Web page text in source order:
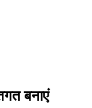
बनाएं